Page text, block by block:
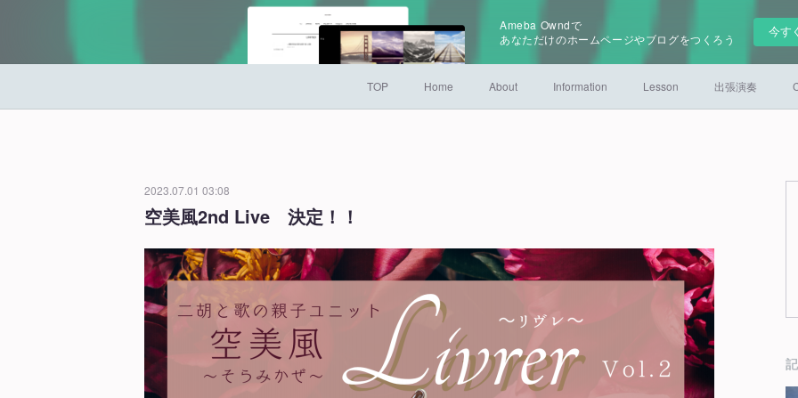
Ameba Owndで
あなただけのホームページやブログをつくろう
今す
TOP Home About Information Lesson 出張演奏
2023.07.01 03:08
空美風2nd Live 決定！！